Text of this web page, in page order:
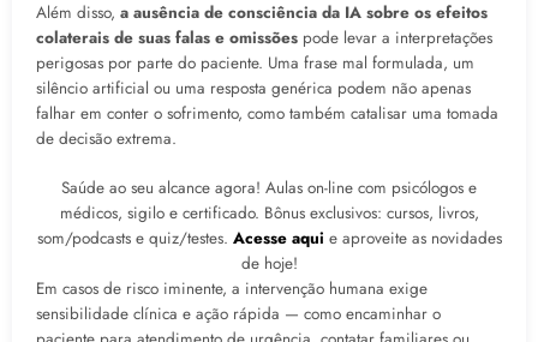
Além disso, a ausência de consciência da IA sobre os efeitos
colaterais de suas falas e omissões pode levar a interpretações
perigosas por parte do paciente. Uma frase mal formulada, um
silêncio artificial ou uma resposta genérica podem não apenas
falhar em conter o sofrimento, como também catalisar uma tomada
de decisão extrema.
Saúde ao seu alcance agora! Aulas on-line com psicólogos e
médicos, sigilo e certificado. Bônus exclusivos: cursos, livros,
som/podcasts e quiz/testes. Acesse aqui e aproveite as novidades
de hoje!
Em casos de risco iminente, a intervenção humana exige
sensibilidade clínica e ação rápida — como encaminhar o